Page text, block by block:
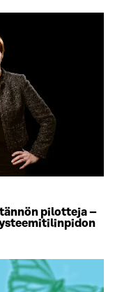
pilotteja –